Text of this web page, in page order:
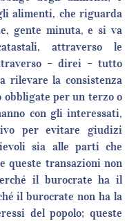
alimenti, che riguarda
gente minuta, e si va
attraverso le
– direi – tutto
rilevare la consistenza
obbligate per un terzo o
con gli interessati,
per evitare giudizi
sia alle parti che
queste transazioni non
il burocrate ha il
il burocrate non ha la
del popolo; queste